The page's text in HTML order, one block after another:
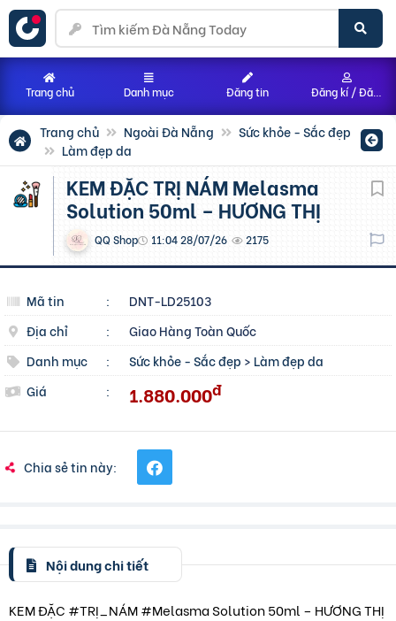
Trang chủ Ngoài Đà Nẵng
Sức khỏe - Sắc đẹp
Làm đẹp da
KEM ĐẶC TRỊ NÁM Melasma
Solution 50ml – HƯƠNG THỊ
QQ Shop 11:04 28/07/26 2175
Mã tin :
DNT-LD25103
Địa chỉ
:
Giao Hàng Toàn Quốc
Danh mục
: Sức khỏe - Sắc đẹp > Làm đẹp da
Giá
: 1.880.000đ
Chia sẻ tin này:
Nội dung chi tiết
KEM ĐẶC #TRỊ_NÁM #Melasma Solution 50ml – HƯƠNG THỊ
Trang chủ Danh mục Đăng tin